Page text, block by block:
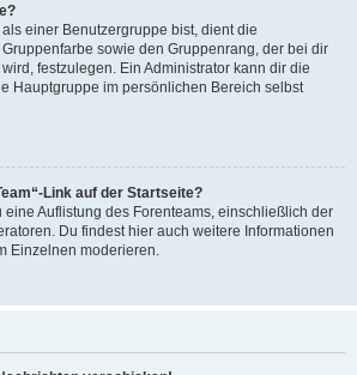
einer Benutzergruppe bist, dient die
sowie den Gruppenrang, der bei dir
festzulegen. Ein Administrator kann dir die
Hauptgruppe im persönlichen Bereich selbst
Link auf der Startseite?
eine Auflistung des Forenteams, einschließlich der
Du findest hier auch weitere Informationen
Einzelnen moderieren.